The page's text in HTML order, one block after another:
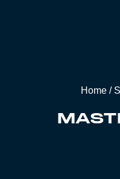
Home /